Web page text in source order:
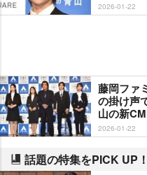
2026-01-22
藤岡ファ
の掛け声
山の新
2026-01-22
話題の特集をPICK UP！